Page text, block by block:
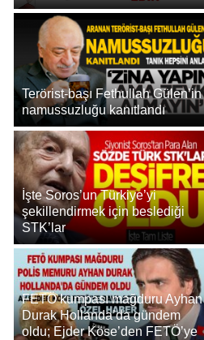
Terörist-başı Fethullah Gülen’in
namussuzluğu kanıtlandı
İşte Soros’un Türkiye’yi
şekillendirmek için beslediği
STK’lar
FETÖ kumpası mağduru Ayhan
Durak Hollanda’da gündem
oldu; Ejder Köse’den FETÖ’ye